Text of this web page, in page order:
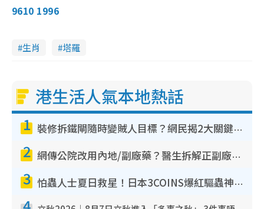
9610 1996
生肖 塔羅
港生活人氣本地熱話
1 裝修拆鐵閘隨時變賊人目標？網民揭2大關鍵用途：裝新式等於白裝？附新舊鐵閘分別
2 網傳公院改用內地/副廠藥？醫生拆解正副廠分別 揭4類人換藥隨時出事
3 怕蟲人士夏日救星！日本3COINS爆紅驅蟲神器$45起 1招「全程免觸碰」輕鬆搞定小強